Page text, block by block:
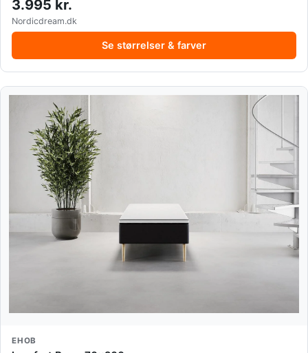
3.995 kr.
Nordicdream.dk
Se størrelser & farver
EHOB